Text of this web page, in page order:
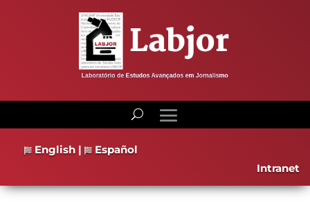
English |
Español
Intranet